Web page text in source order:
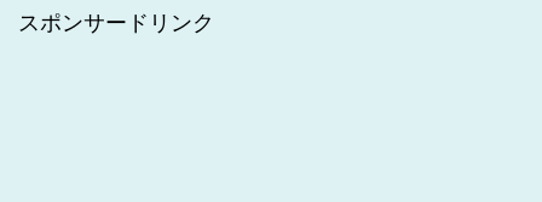
スポンサードリンク